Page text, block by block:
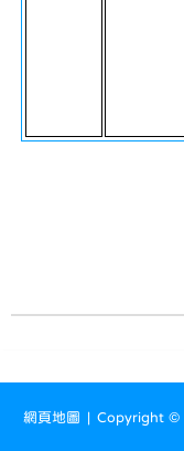
網頁地圖 | Copyright ©